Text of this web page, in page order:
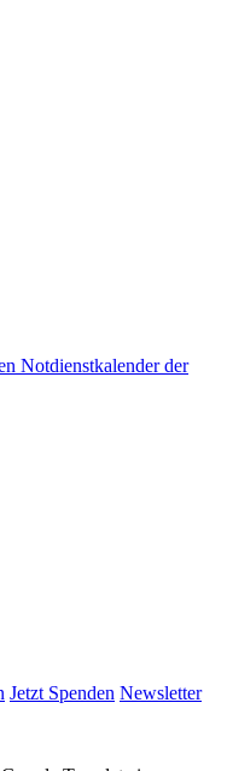
Notdienstkalender der
Jetzt Spenden Newsletter